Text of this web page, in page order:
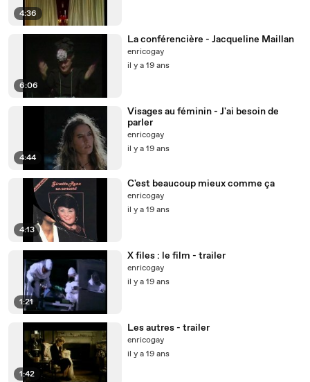
4:36
6:06
La conférencière - Jacqueline Maillan
enricogay
il y a 19 ans
4:44
Visages au féminin - J'ai besoin de
parler
enricogay
il y a 19 ans
4:13
C'est beaucoup mieux comme ça
enricogay
il y a 19 ans
1:21
X files : le film - trailer
enricogay
il y a 19 ans
1:42
Les autres - trailer
enricogay
il y a 19 ans